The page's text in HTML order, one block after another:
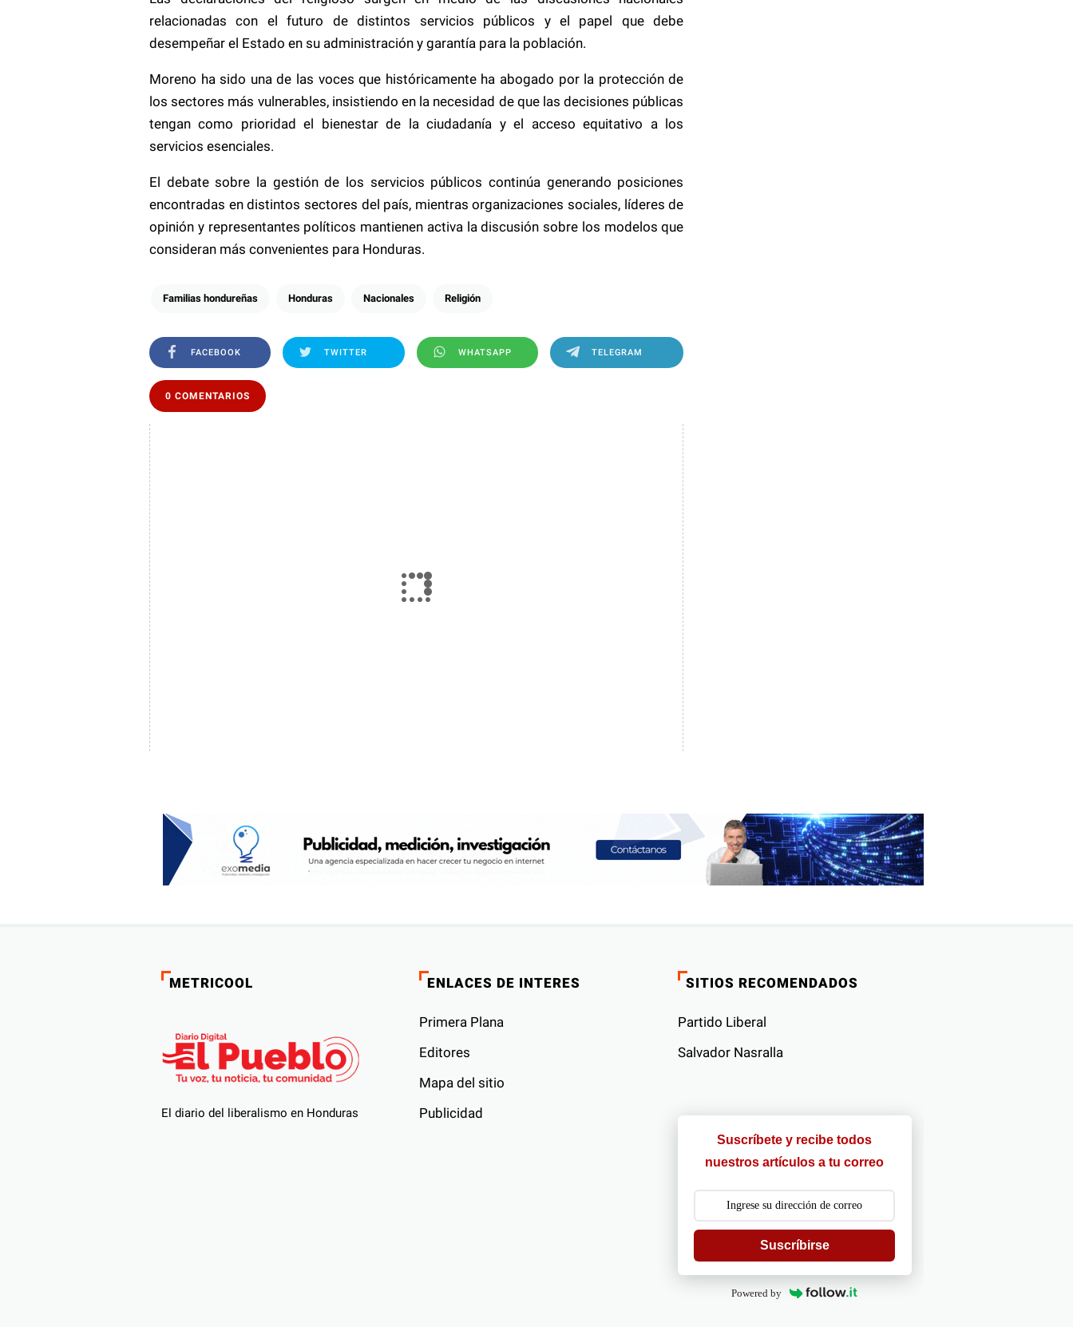
relacionadas con el futuro de distintos servicios públicos y el papel que debe
desempeñar el Estado en su administración y garantía para la población.
Moreno ha sido una de las voces que históricamente ha abogado por la protección de
los sectores más vulnerables, insistiendo en la necesidad de que las decisiones públicas
tengan como prioridad el bienestar de la ciudadanía y el acceso equitativo a los
servicios esenciales.
El debate sobre la gestión de los servicios públicos continúa generando posiciones
encontradas en distintos sectores del país, mientras organizaciones sociales, líderes de
opinión y representantes políticos mantienen activa la discusión sobre los modelos que
consideran más convenientes para Honduras.
Familias hondureñas Honduras Nacionales Religión
FACEBOOK TWITTER WHATSAPP TELEGRAM
0 COMENTARIOS
METRICOOL
El diario del liberalismo en Honduras
ENLACES DE INTERES
Primera Plana
Editores
Mapa del sitio
Publicidad
SITIOS RECOMENDADOS
Partido Liberal
Salvador Nasralla
Suscríbete y recibe todos
nuestros artículos a tu correo
Suscríbirse
Powered by